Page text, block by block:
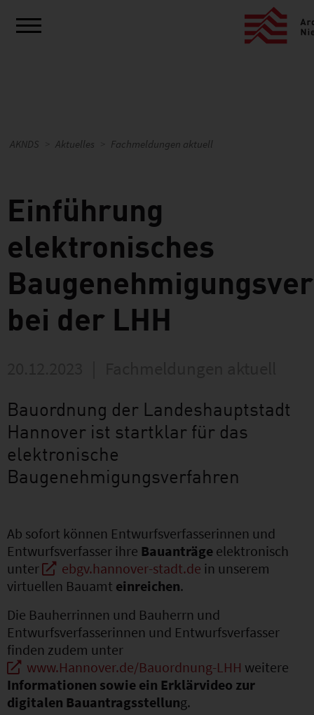
AKNDS Aktuelles Fachmeldungen aktuell
Einführung
elektronisches
bei der LHH
Bauordnung der Landeshauptstadt
Hannover ist startklar für das
elektronische
Baugenehmigungsverfahren
Ab sofort können Entwurfsverfasserinnen und
Entwurfsverfasser ihre Bauanträge elektronisch
unter
ebgv.hannover-stadt.de in unserem
virtuellen Bauamt einreichen.
Die Bauherrinnen und Bauherrn und
Entwurfsverfasserinnen und Entwurfsverfasser
finden zudem unter
www.Hannover.de/Bauordnung-LHH weitere
Informationen sowie ein Erklärvideo zur
digitalen Bauantragsstellung.